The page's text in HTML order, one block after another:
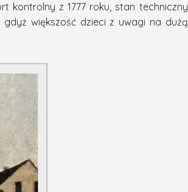
kontrolny z 1777 roku, stan techniczny
gdyż większość dzieci z uwagi na dużą